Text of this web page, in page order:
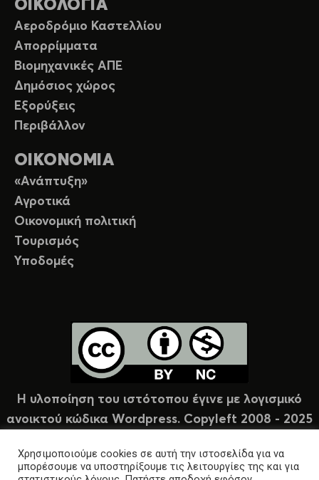
ΟΙΚΟΛΟΓΙΑ
Αεροδρόμιο Καστελλίου
Απορρίμματα
Βιομηχανικές ΑΠΕ
Δημόσιος χώρος
Εξορύξεις
Περιβάλλον
ΟΙΚΟΝΟΜΙΑ
«Ανάπτυξη»
Αγροτικά
Οικονομική πολιτική
Τουρισμός
Υποδομές
Η υλοποίηση του ιστότοπου έγινε με λογισμικό
ανοικτού κώδικα Wordpress. Copyleft 2008 - 2025
Χρησιμοποιούμε cookies σε αυτή την ιστοσελίδα για να
μπορέσουμε να υποστηρίξουμε τις λειτουργίες της και για